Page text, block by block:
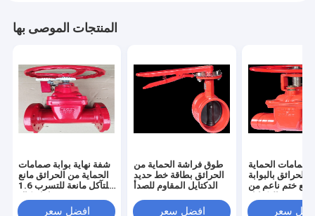
المنتجات الموصى بها
شفة نهاية بوابة صمامات
الحماية من الحرائق مانع
للتآكل مانعة للتسرب 1.6
افضل سعر
طوق فراشة الحماية من
الحرائق بطاقة خط حديد
الدكتايل المقاوم للصدأ
افضل سعر
صمامات الحماية
الحرائق بالبوابة
مع ختم ناعم من
سعر